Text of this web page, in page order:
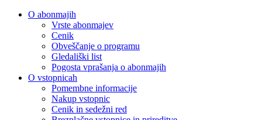
O abonmajih
Vrste abonmajev
Cenik
Obveščanje o programu
Gledališki list
Pogosta vprašanja o abonmajih
O vstopnicah
Pomembne informacije
Nakup vstopnic
Cenik in sedežni red